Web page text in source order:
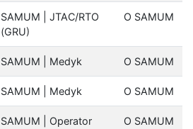
SAMUM | JTAC/RTO
(GRU)
O SAMUM
SAMUM | Medyk O SAMUM
SAMUM | Medyk O SAMUM
SAMUM | Operator
O SAMUM